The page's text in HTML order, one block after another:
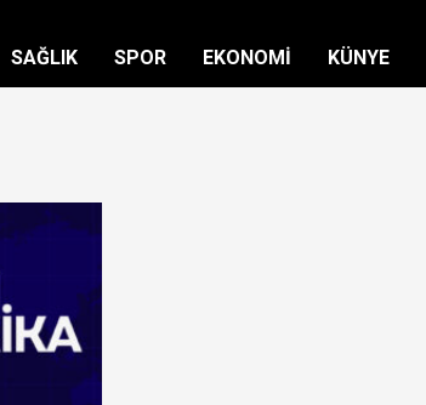
SAĞLIK SPOR EKONOMİ KÜNYE